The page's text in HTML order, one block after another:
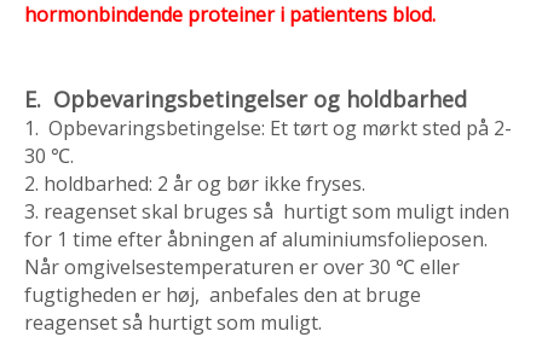
hormonbindende proteiner i patientens blod.
E. Opbevaringsbetingelser og holdbarhed
1. Opbevaringsbetingelse: Et tørt og mørkt sted på 2-
30 ℃.
2. holdbarhed: 2 år og bør ikke fryses.
3. reagenset skal bruges så hurtigt som muligt inden
for 1 time efter åbningen af aluminiumsfolieposen.
Når omgivelsestemperaturen er over 30 ℃ eller
fugtigheden er høj, anbefales den at bruge
reagenset så hurtigt som muligt.